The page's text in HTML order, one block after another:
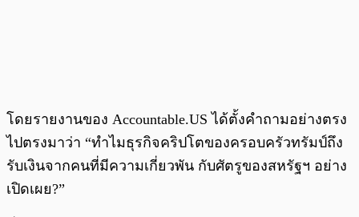
โดยรายงานของ Accountable.US ได้ตั้งคำถามอย่างตรง
ไปตรงมาว่า “ทำไมธุรกิจคริปโตของครอบครัวทรัมป์ถึง
รับเงินจากคนที่มีความเกี่ยวพัน กับศัตรูของสหรัฐฯ อย่าง
เปิดเผย?”